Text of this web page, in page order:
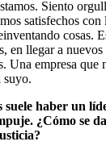
Siento
satisfechos
cosas.
en llegar a
Una empresa que
suyo.
suele haber un
¿Cómo se